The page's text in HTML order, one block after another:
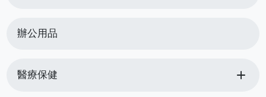
辦公用品
醫療保健 add